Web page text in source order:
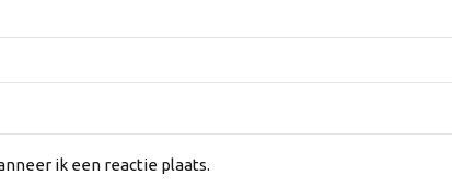
ik een reactie plaats.